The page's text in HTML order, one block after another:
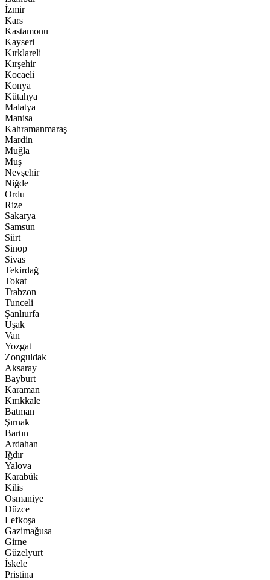
İzmir
Kars
Kastamonu
Kayseri
Kırklareli
Kırşehir
Kocaeli
Konya
Kütahya
Malatya
Manisa
Kahramanmaraş
Mardin
Muğla
Muş
Nevşehir
Niğde
Ordu
Rize
Sakarya
Samsun
Siirt
Sinop
Sivas
Tekirdağ
Tokat
Trabzon
Tunceli
Şanlıurfa
Uşak
Van
Yozgat
Zonguldak
Aksaray
Bayburt
Karaman
Kırıkkale
Batman
Şırnak
Bartın
Ardahan
Iğdır
Yalova
Karabük
Kilis
Osmaniye
Düzce
Lefkoşa
Gazimağusa
Girne
Güzelyurt
İskele
Pristina